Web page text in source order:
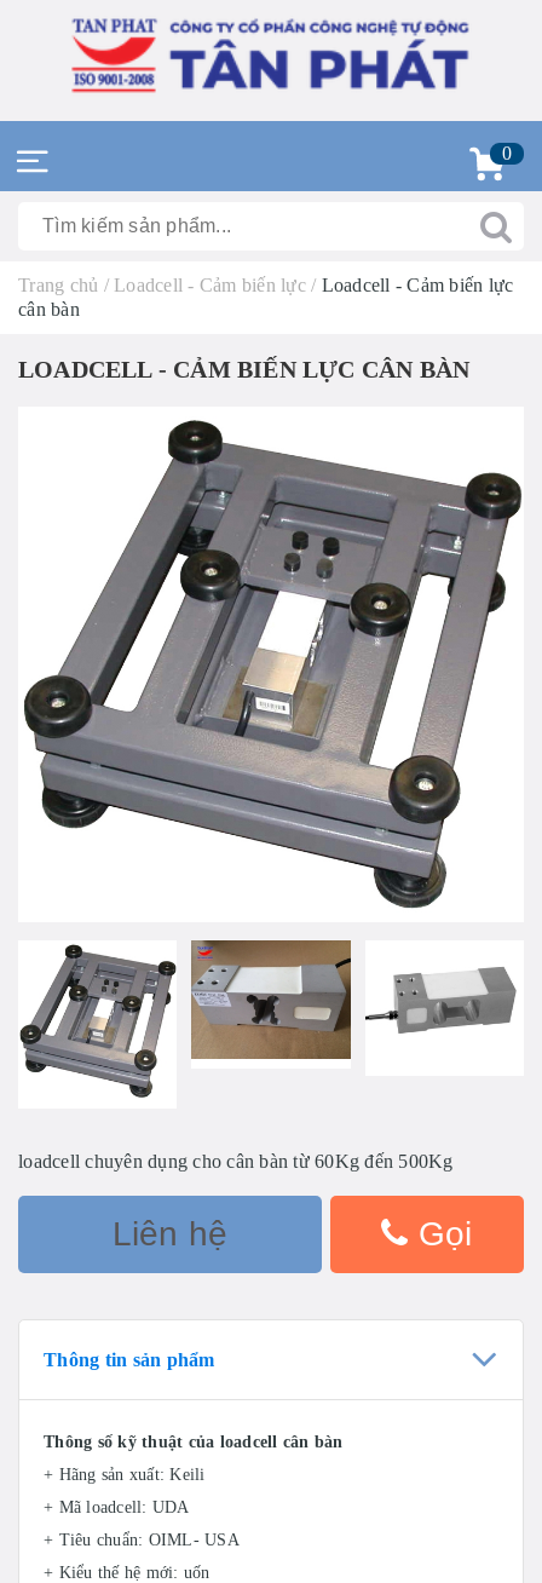
0
Trang chủ / Loadcell - Cảm biến lực / Loadcell - Cảm biến lực
cân bàn
LOADCELL - CẢM BIẾN LỰC CÂN BÀN
loadcell chuyên dụng cho cân bàn từ 60Kg đến 500Kg
Liên hệ Gọi
Thông tin sản phẩm
Thông số kỹ thuật của loadcell cân bàn
+ Hãng sản xuất: Keili
+ Mã loadcell: UDA
+ Tiêu chuẩn: OIML- USA
+ Kiểu thế hệ mới: uốn